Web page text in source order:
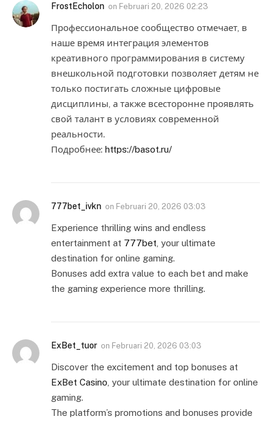
FrostEcholon on Februari 20, 2026 02:23
Профессиональное сообщество отмечает, в
наше время интеграция элементов
креативного программирования в систему
внешкольной подготовки позволяет детям не
только постигать сложные цифровые
дисциплины, а также всесторонне проявлять
свой талант в условиях современной
реальности.
Подробнее: https://basot.ru/
777bet_ivkn on Februari 20, 2026 03:03
Experience thrilling wins and endless
entertainment at 777bet, your ultimate
destination for online gaming.
Bonuses add extra value to each bet and make
the gaming experience more thrilling.
ExBet_tuor on Februari 20, 2026 03:03
Discover the excitement and top bonuses at
ExBet Casino, your ultimate destination for online
gaming.
The platform’s promotions and bonuses provide